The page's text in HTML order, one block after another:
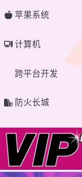
苹果系统
计算机
跨平台开发
防火长城